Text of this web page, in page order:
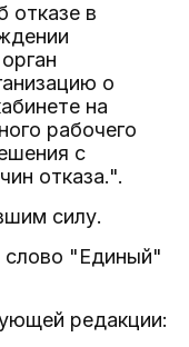
отказе в
о
на
рабочего
с
отказа.".
силу.
слово "Единый"
редакции: